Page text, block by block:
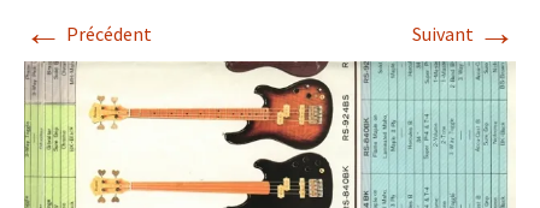
← Précédent Suivant →